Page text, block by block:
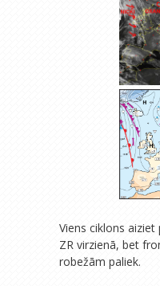
Viens ciklons
ZR virzienā, bet
robežām paliek.